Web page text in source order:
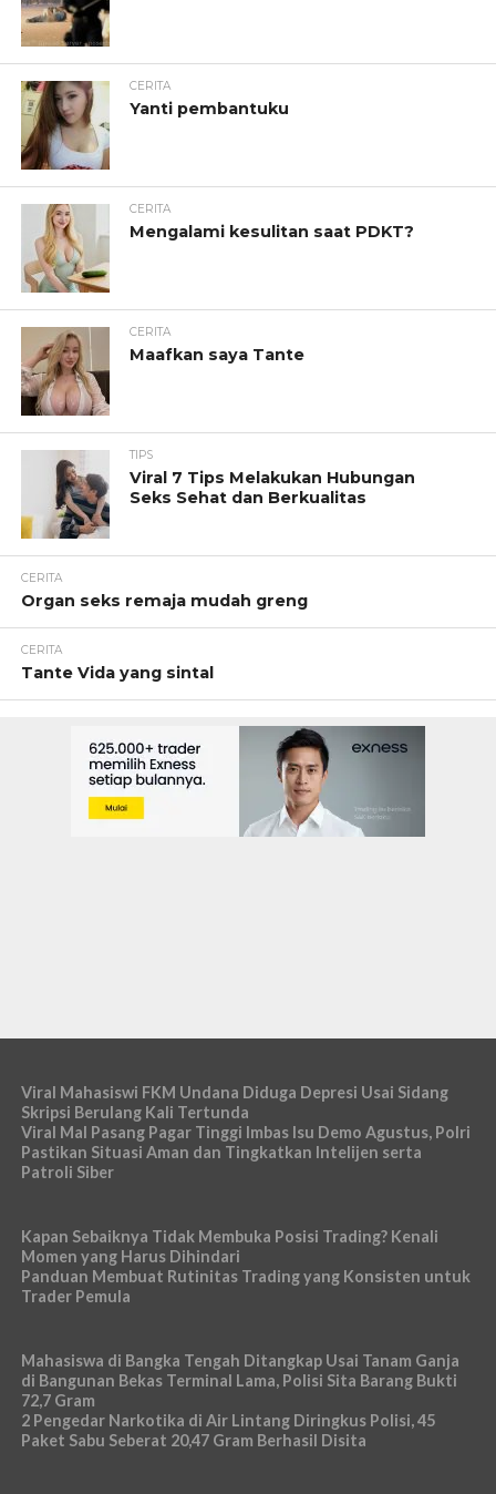
CERITA
Yanti pembantuku
CERITA
Mengalami kesulitan saat PDKT?
CERITA
Maafkan saya Tante
TIPS
Viral 7 Tips Melakukan Hubungan
Seks Sehat dan Berkualitas
CERITA
Organ seks remaja mudah greng
CERITA
Tante Vida yang sintal
Viral Mahasiswi FKM Undana Diduga Depresi Usai Sidang
Skripsi Berulang Kali Tertunda
Viral Mal Pasang Pagar Tinggi Imbas Isu Demo Agustus, Polri
Pastikan Situasi Aman dan Tingkatkan Intelijen serta
Patroli Siber
Kapan Sebaiknya Tidak Membuka Posisi Trading? Kenali
Momen yang Harus Dihindari
Panduan Membuat Rutinitas Trading yang Konsisten untuk
Trader Pemula
Mahasiswa di Bangka Tengah Ditangkap Usai Tanam Ganja
di Bangunan Bekas Terminal Lama, Polisi Sita Barang Bukti
72,7 Gram
2 Pengedar Narkotika di Air Lintang Diringkus Polisi, 45
Paket Sabu Seberat 20,47 Gram Berhasil Disita